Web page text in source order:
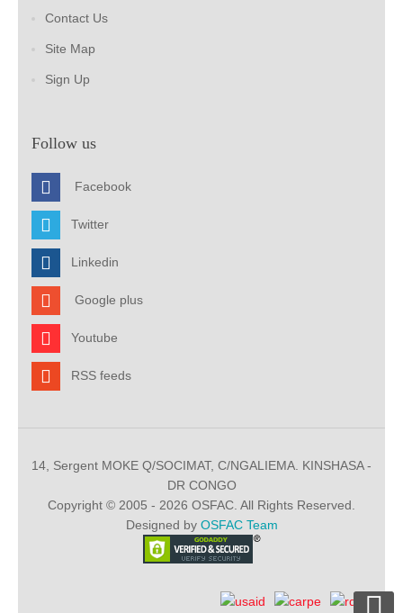
Contact Us
Site Map
Sign Up
Follow us
Facebook
Twitter
Linkedin
Google plus
Youtube
RSS feeds
14, Sergent MOKE Q/SOCIMAT, C/NGALIEMA. KINSHASA -
DR CONGO
Copyright © 2005 - 2026 OSFAC. All Rights Reserved.
Designed by OSFAC Team